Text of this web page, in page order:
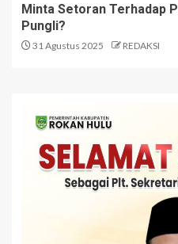
Minta Setoran Terhadap
Pungli?
31 Agustus 2025 REDAKSI